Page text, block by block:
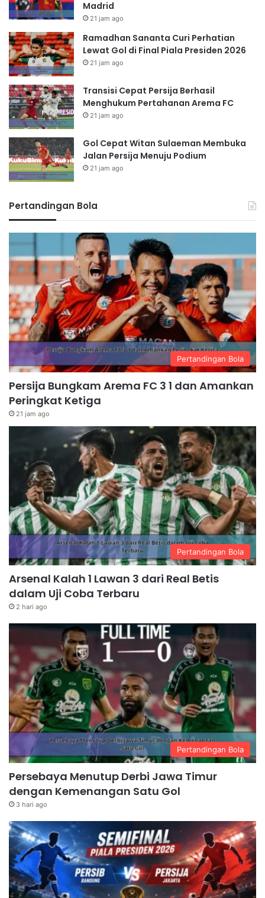
Madrid
21 jam ago
Ramadhan Sananta Curi Perhatian
Lewat Gol di Final Piala Presiden 2026
21 jam ago
Transisi Cepat Persija Berhasil
Menghukum Pertahanan Arema FC
21 jam ago
Gol Cepat Witan Sulaeman Membuka
Jalan Persija Menuju Podium
21 jam ago
Pertandingan Bola
Pertandingan Bola
Persija Bungkam Arema FC 3 1 dan Amankan
Peringkat Ketiga
21 jam ago
Pertandingan Bola
Arsenal Kalah 1 Lawan 3 dari Real Betis
dalam Uji Coba Terbaru
2 hari ago
Pertandingan Bola
Persebaya Menutup Derbi Jawa Timur
dengan Kemenangan Satu Gol
3 hari ago